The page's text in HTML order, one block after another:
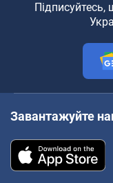
Підписуйтесь,
Завантажуйте